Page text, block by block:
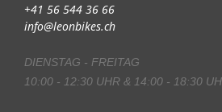
+41 56 544 36 66
info@leonbikes.ch
DIENSTAG - FREITAG
10:00 - 12:30 UHR & 14:00 - 18:30